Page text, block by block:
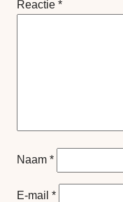
Reactie *
Naam *
E-mail *